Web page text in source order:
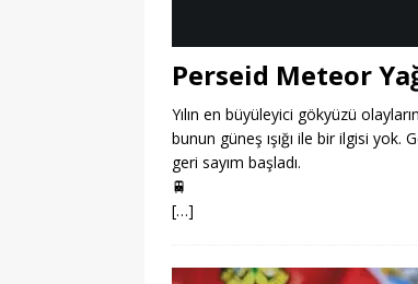
Perseid Meteor
Yılın en büyüleyici gökyüzü
bunun güneş ışığı ile bir ilgisi
geri sayım başladı.
🚆
[…]